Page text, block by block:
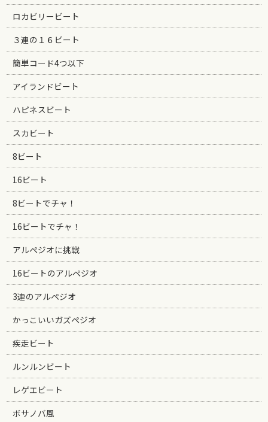
ロカビリービート
３連の１６ビート
簡単コード4つ以下
アイランドビート
ハピネスビート
スカビート
8ビート
16ビート
8ビートでチャ！
16ビートでチャ！
アルペジオに挑戦
16ビートのアルペジオ
3連のアルペジオ
かっこいいガズペジオ
疾走ビート
ルンルンビート
レゲエビート
ボサノバ風